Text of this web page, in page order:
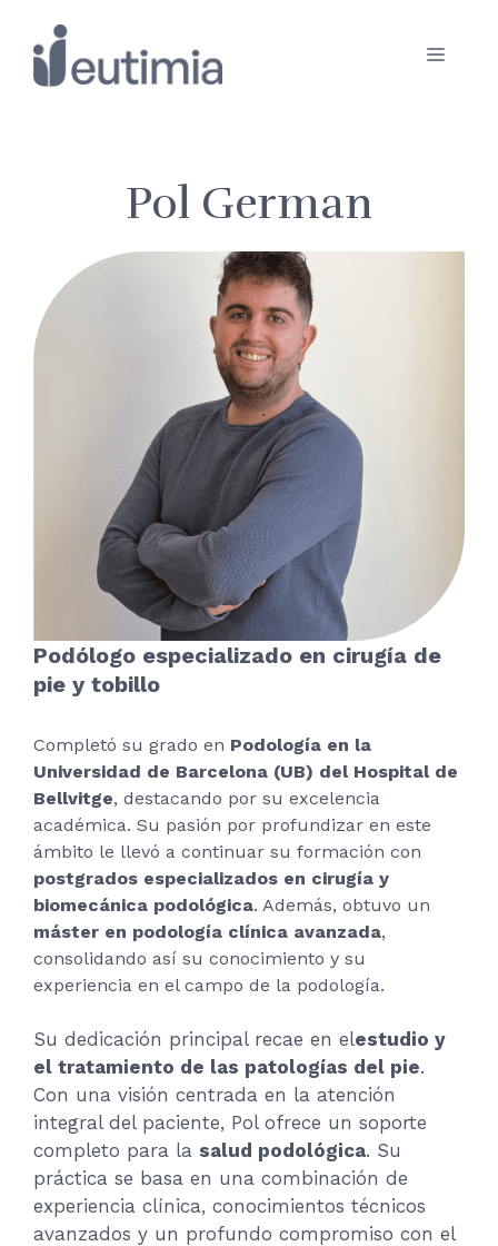
contenido
Menú
Pol German
Podólogo especializado en cirugía de
pie y tobillo
Completó su grado en Podología en la
Universidad de Barcelona (UB) del Hospital de
Bellvitge, destacando por su excelencia
académica. Su pasión por profundizar en este
ámbito le llevó a continuar su formación con
postgrados especializados en cirugía y
biomecánica podológica. Además, obtuvo un
máster en podología clínica avanzada,
consolidando así su conocimiento y su
experiencia en el campo de la podología.
Su dedicación principal recae en elestudio y
el tratamiento de las patologías del pie.
Con una visión centrada en la atención
integral del paciente, Pol ofrece un soporte
completo para la salud podológica. Su
práctica se basa en una combinación de
experiencia clínica, conocimientos técnicos
avanzados y un profundo compromiso con el